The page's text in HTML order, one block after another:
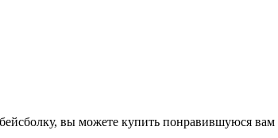
вы можете купить понравившуюся вам